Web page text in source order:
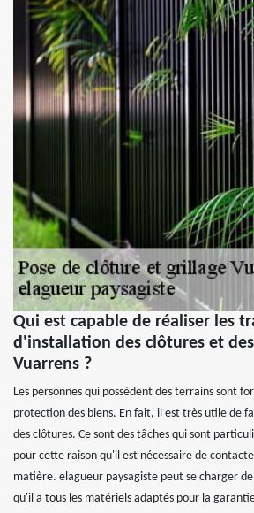
Qui est capable de réaliser les
d'installation des clôtures et
Vuarrens ?
Les personnes qui possèdent des terrains sont
protection des biens. En fait, il est très utile de
des clôtures. Ce sont des tâches qui sont
pour cette raison qu'il est nécessaire de
matière. elagueur paysagiste peut se charger
qu'il a tous les matériels adaptés pour la